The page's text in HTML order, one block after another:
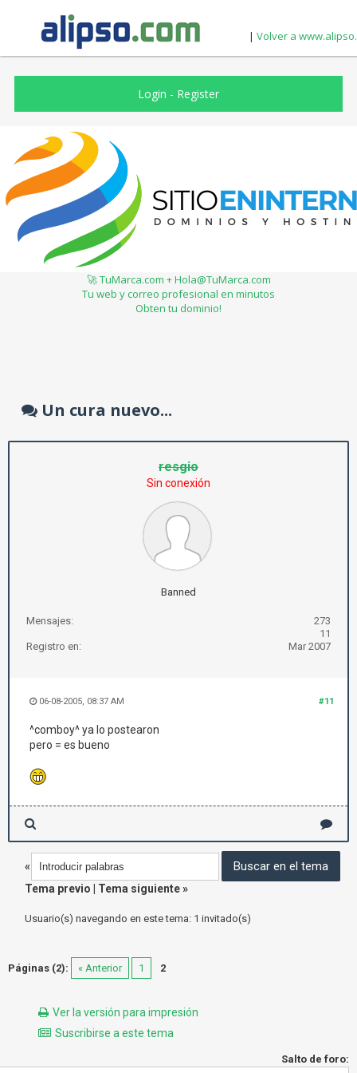
| Volver a
Login - Register
🚀 TuMarca.com + Hola@TuMarca.com
Tu web y correo profesional en minutos
Obten tu dominio!
Un cura nuevo...
resgio
Sin conexión
Banned
Mensajes:
273
11
Registro en:
Mar 2007
#11
06-08-2005, 08:37 AM
^comboy^ ya lo postearon
pero = es bueno
«
Tema previo
Tema siguiente»
Usuario(s) navegando en este tema: 1 invitado(s)
Páginas (2): « Anterior 1 2
Ver la versión para impresión
Suscribirse a este tema
Salto de foro: